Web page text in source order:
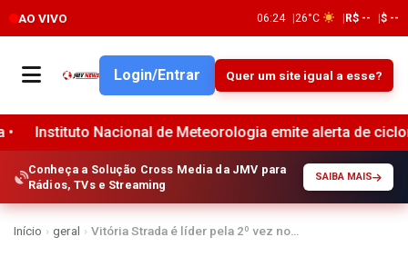
AO VIVO 06:24 26°C R$ -- $ --
Login/Entrar Quer um site igual a esse?
Nacional de Meteorologia emite alerta de ciclone bomba
Conheça a Solução Cross Media da JMV para
Rádios, TVs e Streaming
SAIBA MAIS
Início › geral › Vitória Strada é líder pela 2º vez no…